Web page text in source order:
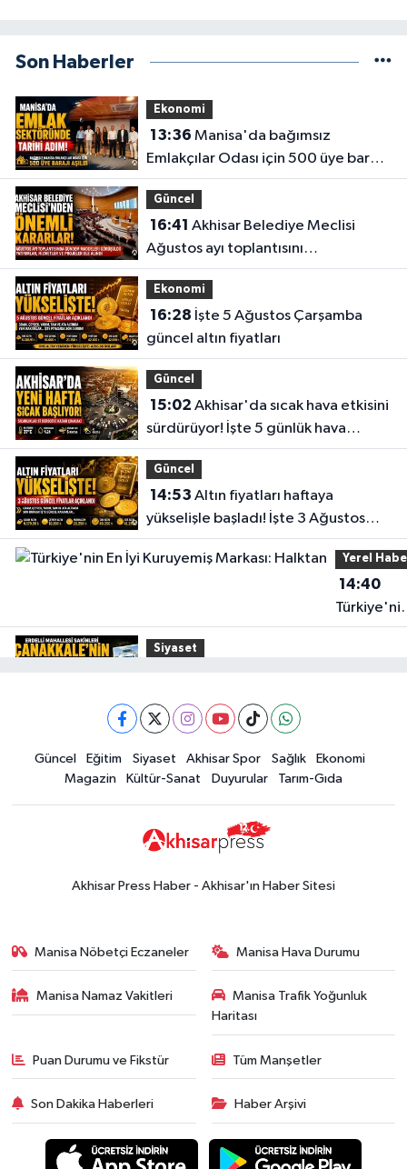
Son Haberler
Ekonomi
13:36
Emlakçılar Odası için 500 üye barajı
aşıldı
Güncel
16:41
Ağustos ayı toplantısını
gerçekleştirdi
Ekonomi
16:28
güncel altın fiyatları
Güncel
15:02
sürdürüyor! İşte 5 günlük hava
durumu
Güncel
14:53
yükselişle başladı! İşte 3 Ağustos
güncel fiyatlar
Yerel
14:40
En İyi
Siyaset
yaşadı
Yerel Haber
19:00Kadın ve Çocuk Giyimde Yeni
Dönem: Minik Terzi’den Anne-
Çocuk Stilini Tamamlayan
Koleksiyonlar
Güncel
18:57Akhisar'da Atatürk
Duyurular
ilgilendiriyor! Cuma günü elektrik
kesintisi uygulanacak
Alhatoğlu'ndan
Akhisargücü'ne sponsorluk desteği
devam ediyor
Güncel Eğitim Siyaset Akhisar Spor Sağlık
Ekonomi
Magazin
Kültür-Sanat Duyurular Tarım-Gıda
Akhisar Press Haber - Akhisar'ın Haber Sitesi
Manisa Nöbetçi Eczaneler Manisa Hava Durumu
Manisa Namaz Vakitleri
Manisa Trafik Yoğunluk
Haritası
Puan Durumu ve Fikstür Tüm Manşetler
Son Dakika Haberleri Haber Arşivi